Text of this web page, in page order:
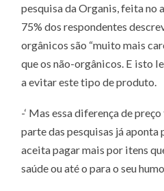
pesquisa da Organis, feita no
75% dos respondentes
orgânicos são “muito mais
que os não-orgânicos. E isto
a evitar este tipo de produto.
-‘ Mas essa diferença de
parte das pesquisas já aponta
aceita pagar mais por itens
saúde ou até o para o seu